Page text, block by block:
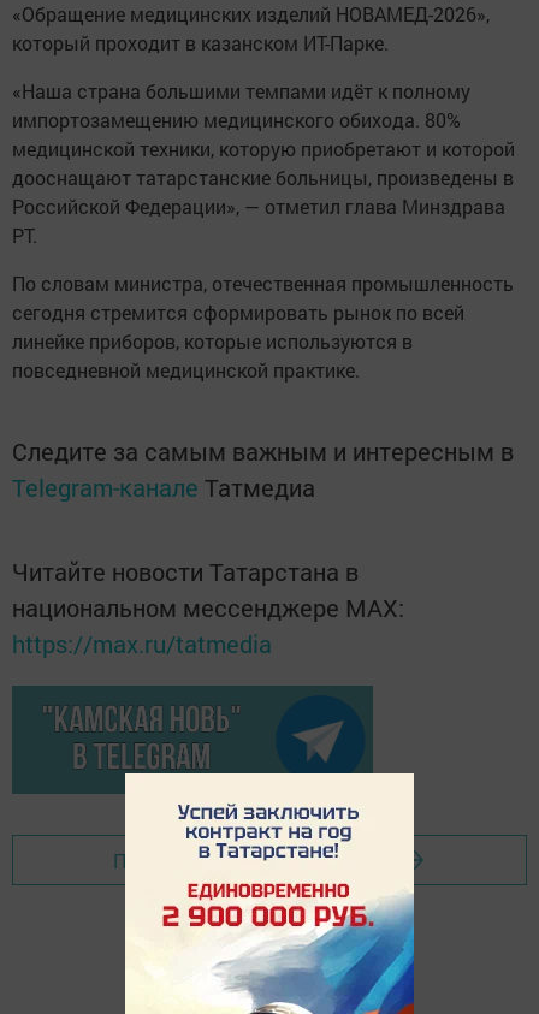
«Обращение медицинских изделий НОВАМЕД-2026»,
который проходит в казанском ИТ-Парке.
«Наша страна большими темпами идёт к полному
импортозамещению медицинского обихода. 80%
медицинской техники, которую приобретают и которой
дооснащают татарстанские больницы, произведены в
Российской Федерации», — отметил глава Минздрава
РТ.
По словам министра, отечественная промышленность
сегодня стремится сформировать рынок по всей
линейке приборов, которые используются в
повседневной медицинской практике.
Следите за самым важным и интересным в
Telegram-канале Татмедиа
Читайте новости Татарстана в
национальном мессенджере MАХ:
https://max.ru/tatmedia
Перейти на страницу новости